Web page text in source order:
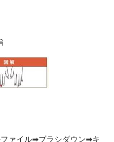
ァイル➡ブラシダウン➡キ